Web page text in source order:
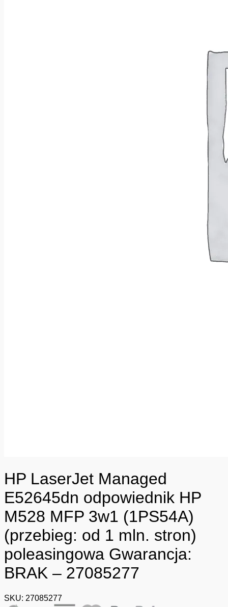
HP LaserJet Managed
E52645dn odpowiednik HP
M528 MFP 3w1 (1PS54A)
(przebieg: od 1 mln. stron)
poleasingowa Gwarancja:
BRAK – 27085277
SKU: 27085277